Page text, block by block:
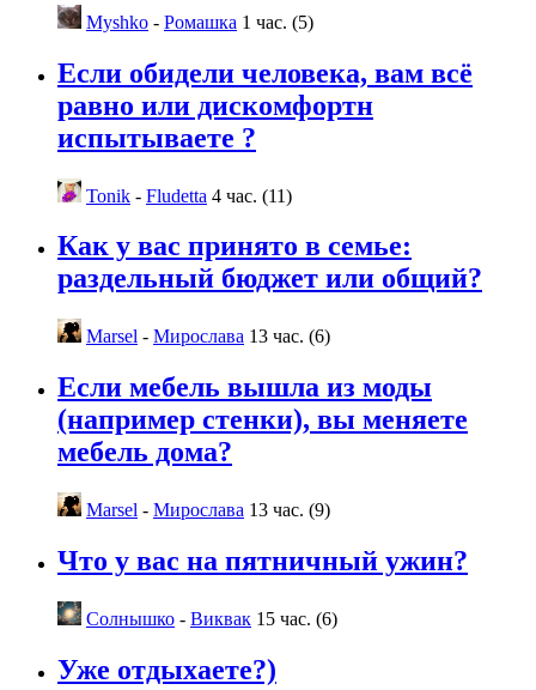
Myshko - Ромашка 1 час. (5)
Если обидели человека, вам всё
равно или дискомфортн
испытываете ?
Tonik - Fludetta 4 час. (11)
Как у вас принято в семье:
раздельный бюджет или общий?
Marsel - Мирослава 13 час. (6)
Если мебель вышла из моды
(например стенки), вы меняете
мебель дома?
Marsel - Мирослава 13 час. (9)
Что у вас на пятничный ужин?
Солнышко - Виквак 15 час. (6)
Уже отдыхаете?)